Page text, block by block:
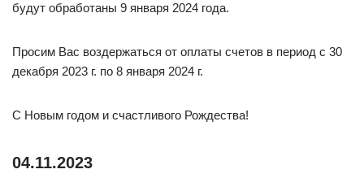
будут обработаны 9 января 2024 года.
Просим Вас воздержаться от оплаты счетов в период с 30
декабря 2023 г. по 8 января 2024 г.
С Новым годом и счастливого Рождества!
04.11.2023